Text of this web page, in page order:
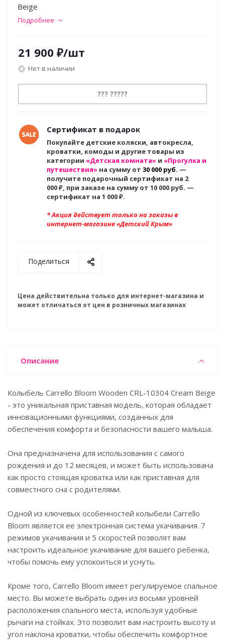
Beige
Подробнее
21 900 ₽/шт
Нет в наличии
??? ?????
Сертификат в подарок
Покупайте детские коляски, автокресла,
кроватки, комоды и другие товары из
категории «Детская комната» и «Прогулка и
путешествия» на сумму от 30 000 руб. —
получите подарочный сертификат на 2
000₽, при заказе на сумму от 10 000 руб. —
сертификат на 1 000 ₽.
* Акция действует только на заказы в
интернет-магазине «Детский Крым»
Поделиться
Цена действительна только для интернет-магазина и
может отличаться от цен в розничных магазинах
Описание
Колыбель Carrello Bloom Wooden CRL-10304 Cream Beige
- это уникальная приставная модель, которая обладает
инновационными функциями, созданных для
обеспечения комфорта и безопасности вашего малыша.
Она предназначена для использования с самого
рождения и до 12 месяцев, и может быть использована
как просто стоящая кроватка или как приставная для
совместного сна с родителями.
Одной из ключевых особенностей колыбели Carrello
Bloom является ее электронная система укачивания. 7
режимов укачивания и 5 скоростей позволят вам
настроить идеальное укачивание для вашего ребенка,
чтобы помочь ему успокоиться и уснуть.
Кроме того, Carrello Bloom имеет регулируемое спальное
место. Вы можете выбрать один из восьми уровней
расположения спального места, используя удобные
рычаги на стойках. Это позволит вам настроить высоту и
угол наклона кроватки, чтобы обеспечить комфортное